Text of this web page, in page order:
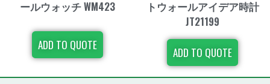
ールウォッチ WM423
ADD TO QUOTE
トウォールアイデア時計
JT21199
ADD TO QUOTE